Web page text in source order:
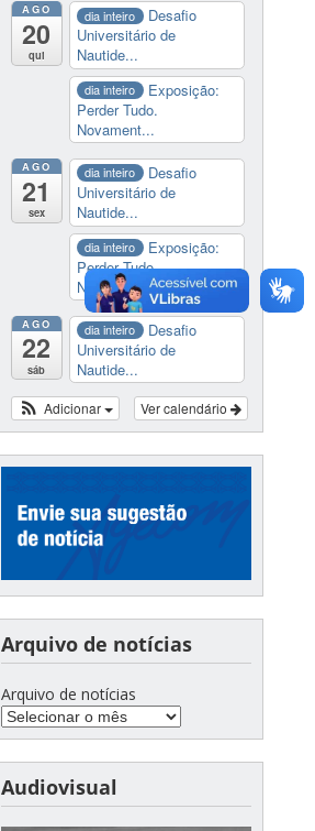
AGO
20
qui
dia inteiro
Desafio
Universitário de
Nautide...
dia inteiro
Exposição:
Perder Tudo.
Novament...
AGO
21
sex
dia inteiro
Desafio
Universitário de
Nautide...
dia inteiro
Exposição:
Perder Tudo.
Novament...
AGO
22
sáb
dia inteiro
Desafio
Universitário de
Nautide...
Ver calendário
Adicionar
Arquivo de notícias
Arquivo de notícias
Audiovisual